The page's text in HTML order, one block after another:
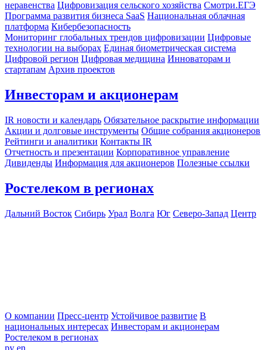
неравенства Цифровизация сельского хозяйства Смотри.ЕГЭ
Программа развития бизнеса SaaS Национальная облачная
платформа Кибербезопасность
Мониторинг глобальных трендов цифровизации Цифровые
технологии на выборах Единая биометрическая система
Цифровой регион Цифровая медицина Инноваторам и
стартапам Архив проектов
Инвесторам и акционерам
IR новости и календарь Обязательное раскрытие информации
Акции и долговые инструменты Общие собрания акционеров
Рейтинги и аналитики Контакты IR
Отчетность и презентации Корпоративное управление
Дивиденды Информация для акционеров Полезные ссылки
Ростелеком в регионах
Дальний Восток Сибирь Урал Волга Юг Северо-Запад Центр
О компании Пресс-центр Устойчивое развитие В
национальных интересах Инвесторам и акционерам
Ростелеком в регионах
ру en